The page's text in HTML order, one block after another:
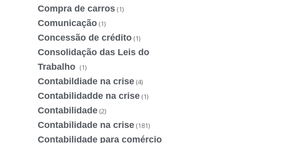
Compra de carros (1)
Comunicação (1)
Concessão de crédito (1)
Consolidação das Leis do
Trabalho (1)
Contabildiade na crise (4)
Contabilidadde na crise (1)
Contabilidade (2)
Contabilidade na crise (181)
Contabilidade para comércio